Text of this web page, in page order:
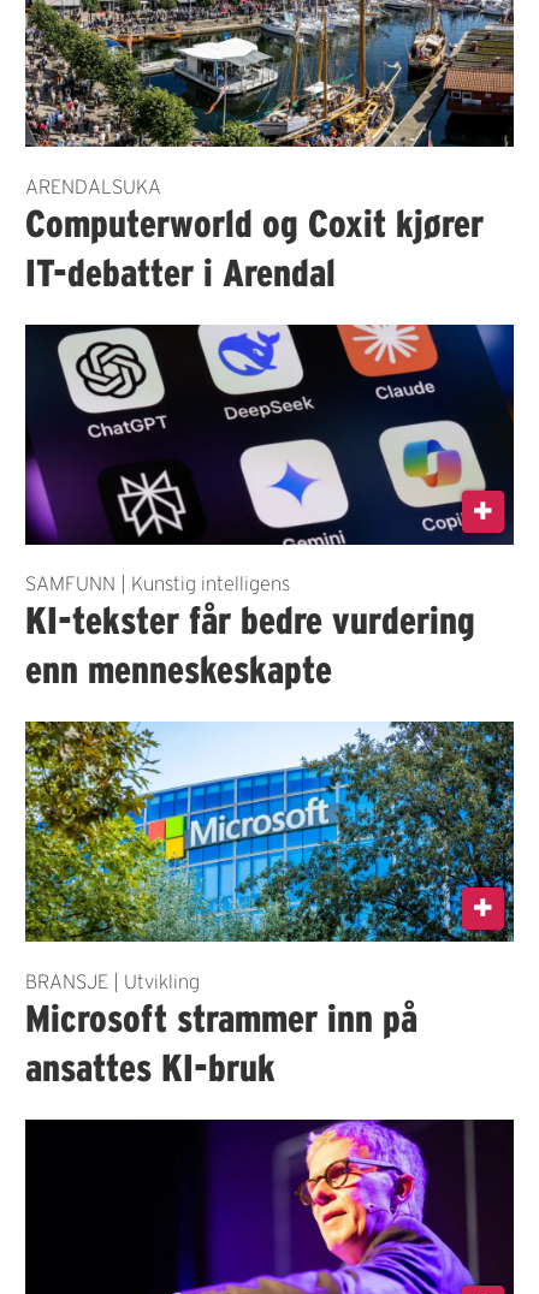
ARENDALSUKA
Computerworld og Coxit kjører
IT-debatter i Arendal
SAMFUNN | Kunstig intelligens
KI-tekster får bedre vurdering
enn menneskeskapte
BRANSJE | Utvikling
Microsoft strammer inn på
ansattes KI-bruk